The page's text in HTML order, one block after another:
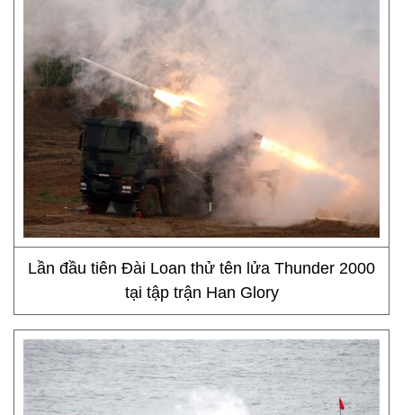
Lần đầu tiên Đài Loan thử tên lửa Thunder 2000
tại tập trận Han Glory